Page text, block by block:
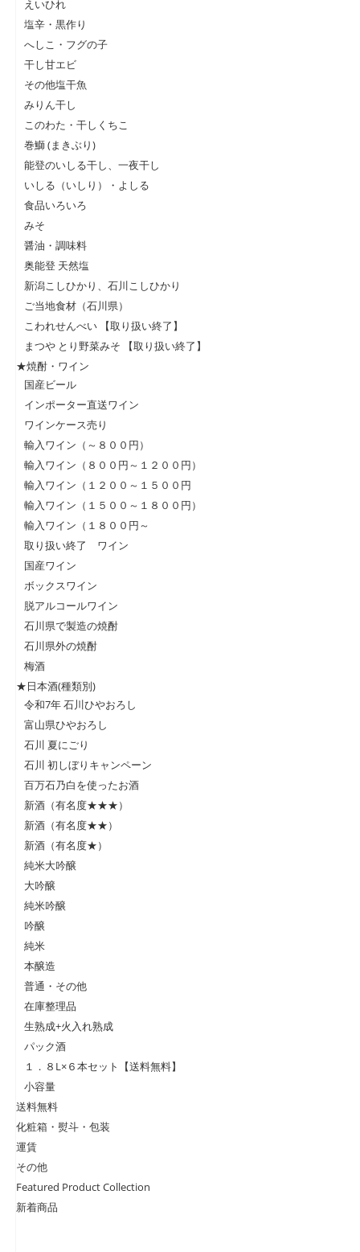
えいひれ
塩辛・黒作り
へしこ・フグの子
干し甘エビ
その他塩干魚
みりん干し
このわた・干しくちこ
巻鰤 (まきぶり)
能登のいしる干し、一夜干し
いしる（いしり）・よしる
食品いろいろ
みそ
醤油・調味料
奥能登 天然塩
新潟こしひかり、石川こしひかり
ご当地食材（石川県）
こわれせんべい 【取り扱い終了】
まつや とり野菜みそ 【取り扱い終了】
★焼酎・ワイン
国産ビール
インポーター直送ワイン
ワインケース売り
輸入ワイン（～８００円）
輸入ワイン（８００円～１２００円）
輸入ワイン（１２００～１５００円
輸入ワイン（１５００～１８００円）
輸入ワイン（１８００円～
取り扱い終了 ワイン
国産ワイン
ボックスワイン
脱アルコールワイン
石川県で製造の焼酎
石川県外の焼酎
梅酒
★日本酒(種類別)
令和7年 石川ひやおろし
富山県ひやおろし
石川 夏にごり
石川 初しぼりキャンペーン
百万石乃白を使ったお酒
新酒（有名度★★★）
新酒（有名度★★）
新酒（有名度★）
純米大吟醸
大吟醸
純米吟醸
吟醸
純米
本醸造
普通・その他
在庫整理品
生熟成+火入れ熟成
パック酒
１．８L×６本セット【送料無料】
小容量
送料無料
化粧箱・熨斗・包装
運賃
その他
Featured Product Collection
新着商品